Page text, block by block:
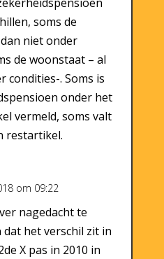
soms de
niet onder
de woonstaat – al
condities-. Soms is
onder het
vermeld, soms valt
restartikel.
om 09:22
nagedacht te
het verschil zit in
X pas in 2010 in